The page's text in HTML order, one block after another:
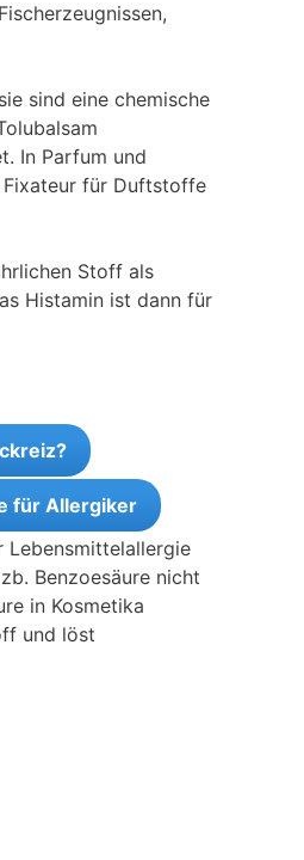
sind eine chemische
In Parfum und
Fixateur für Duftstoffe
Stoff als
Histamin ist dann für
für Allergiker
Lebensmittelallergie
Benzoesäure nicht
in Kosmetika
und löst